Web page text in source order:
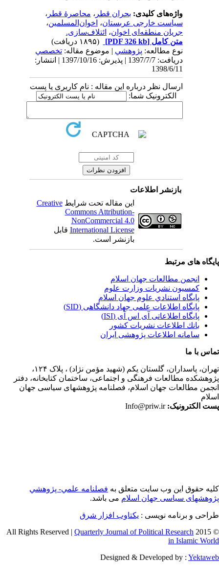
واژه‌های کلیدی:بحران قطر، محاصرۀ قطر،
سیاست خارجی عربستان،اخوان‌المسلمین،
جریان منطقه‌ای اخوان ،ائتلاف‌سازی.
متن کامل[PDF 326 kb]
نوع مطالعه:پژوهشي| موضوع مقاله:تخصصي
دریافت: 1397/7/7 | پذیرش: 1397/10/16 | انتشار:
1398/6/11
ارسال نظر درباره این مقاله : نام کاربری یا پست
الکترونیک شما:
بازنشر اطلاعات
این مقاله تحت شرایطCreative
Commons Attribution-
NonCommercial 4.0
International Licenseقابل
بازنشر است.
های مرتبط
انجمن مطالعات جهان اسلام
کمسیون نشریات وزارت علوم
پايگاه استنادي علوم جهان اسلام
پایگاه اطلاعات علمی جهاد دانشگاهی (SID)
پایگاه اطلاعاتی آی اس آی (ISI)
بانك اطلاعات نشريات كشور
سامانه اطلاعات پژوهشی ایران
با ما
پاسداران، گلستان یکم (شهید مؤمن نژاد) ، پلاک ۱۲۴،
مطالعات فرهنگی و اجتماعی، ساختمان کتابخانه، دفتر
مطالعات جهان اسلام، فصلنامه پژوهشهای سیاسی جهان
الکترونیک:Info@priw.ir
حقوق این وب سایت متعلق بهفصلنامه علمي- پژوهشي
سیاسی جهان اسلاممی باشد.
و برنامه نویسی : یکتاوب افزار شرق
©
Quarterly Journal of Political Research
in Islamic
Designed & Developed by :